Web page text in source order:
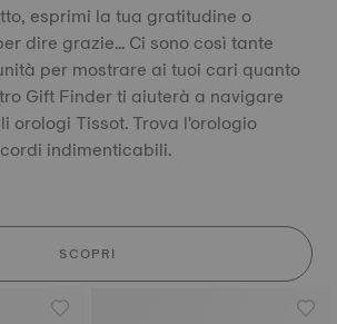
esprimi la tua gratitudine o
dire grazie... Ci sono così tante
per mostrare ai tuoi cari quanto
Gift Finder ti aiuterà a navigare
orologi Tissot. Trova l'orologio
indimenticabili.
SCOPRI